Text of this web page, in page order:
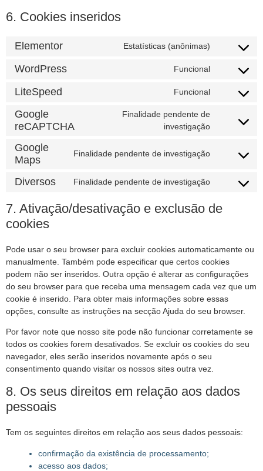
6. Cookies inseridos
Elementor Estatísticas (anônimas)
WordPress Funcional
LiteSpeed Funcional
Google
reCAPTCHA
Finalidade pendente de
investigação
Google
Maps
Finalidade pendente de investigação
Diversos Finalidade pendente de investigação
7. Ativação/desativação e exclusão de
cookies
Pode usar o seu browser para excluir cookies automaticamente ou
manualmente. Também pode especificar que certos cookies
podem não ser inseridos. Outra opção é alterar as configurações
do seu browser para que receba uma mensagem cada vez que um
cookie é inserido. Para obter mais informações sobre essas
opções, consulte as instruções na secção Ajuda do seu browser.
Por favor note que nosso site pode não funcionar corretamente se
todos os cookies forem desativados. Se excluir os cookies do seu
navegador, eles serão inseridos novamente após o seu
consentimento quando visitar os nossos sites outra vez.
8. Os seus direitos em relação aos dados
pessoais
Tem os seguintes direitos em relação aos seus dados pessoais:
confirmação da existência de processamento;
acesso aos dados;